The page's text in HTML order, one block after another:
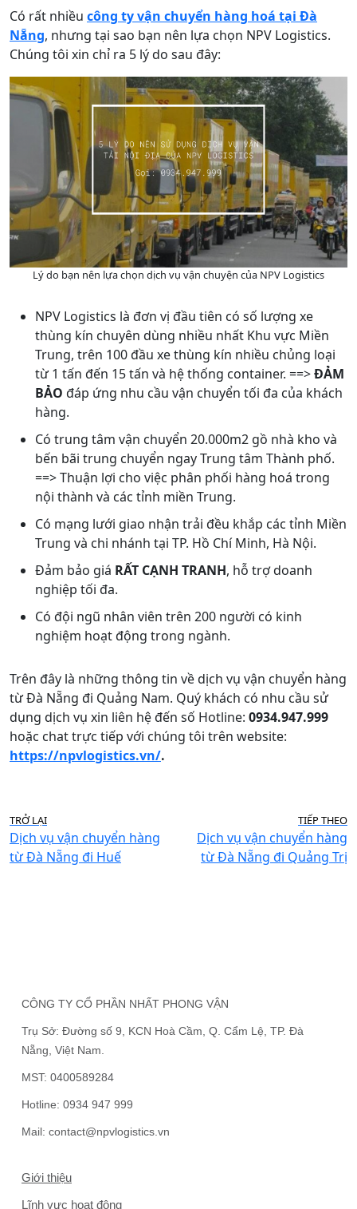
Có rất nhiều công ty vận chuyển hàng hoá tại Đà
Nẵng, nhưng tại sao bạn nên lựa chọn NPV Logistics.
Chúng tôi xin chỉ ra 5 lý do sau đây:
Lý do bạn nên lựa chọn dịch vụ vận chuyện của NPV Logistics
NPV Logistics là đơn vị đầu tiên có số lượng xe
thùng kín chuyên dùng nhiều nhất Khu vực Miền
Trung, trên 100 đầu xe thùng kín nhiều chủng loại
từ 1 tấn đến 15 tấn và hệ thống container. ==>ĐẢM
BẢO đáp ứng nhu cầu vận chuyển tối đa của khách
hàng.
Có trung tâm vận chuyển 20.000m2 gồ nhà kho và
bến bãi trung chuyển ngay Trung tâm Thành phố.
==> Thuận lợi cho việc phân phối hàng hoá trong
nội thành và các tỉnh miền Trung.
Có mạng lưới giao nhận trải đều khắp các tỉnh Miền
Trung và chi nhánh tại TP. Hồ Chí Minh, Hà Nội.
Đảm bảo giá RẤT CẠNH TRANH, hỗ trợ doanh
nghiệp tối đa.
Có đội ngũ nhân viên trên 200 người có kinh
nghiệm hoạt động trong ngành.
Trên đây là những thông tin về dịch vụ vận chuyển hàng
từ Đà Nẵng đi Quảng Nam. Quý khách có nhu cầu sử
dụng dịch vụ xin liên hệ đến số Hotline: 0934.947.999
hoặc chat trực tiếp với chúng tôi trên website:
https://npvlogistics.vn/.
TRỞ LẠI
Dịch vụ vận chuyển hàng
từ Đà Nẵng đi Huế
TIẾP THEO
Dịch vụ vận chuyển hàng
từ Đà Nẵng đi Quảng Trị
CÔNG TY CỔ PHẦN NHẤT PHONG VẬN
Trụ Sở: Đường số 9, KCN Hoà Cầm, Q. Cẩm Lệ, TP. Đà
Nẵng, Việt Nam.
MST: 0400589284
Hotline: 0934 947 999
Mail: contact@npvlogistics.vn
Giới thiệu
Lĩnh vực hoạt động